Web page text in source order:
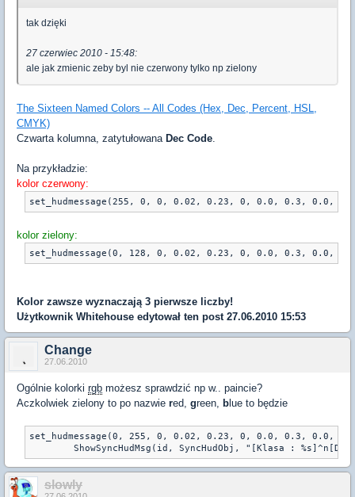
tak dzięki
27 czerwiec 2010 - 15:48:
ale jak zmienic zeby byl nie czerwony tylko np zielony
The Sixteen Named Colors -- All Codes (Hex, Dec, Percent, HSL,
CMYK)
Czwarta kolumna, zatytułowana Dec Code.
Na przykładzie:
kolor czerwony:
set_hudmessage(255, 0, 0, 0.02, 0.23, 0, 0.0, 0.3, 0.0,
kolor zielony:
set_hudmessage(0, 128, 0, 0.02, 0.23, 0, 0.0, 0.3, 0.0,
Kolor zawsze wyznaczają 3 pierwsze liczby!
Użytkownik Whitehouse edytował ten post 27.06.2010 15:53
Change
27.06.2010
Ogólnie kolorki rgb możesz sprawdzić np w.. paincie?
Aczkolwiek zielony to po nazwie red, green, b lue to będzie
set_hudmessage(0, 255, 0, 0.02, 0.23, 0, 0.0, 0.3, 0.0,
slowly